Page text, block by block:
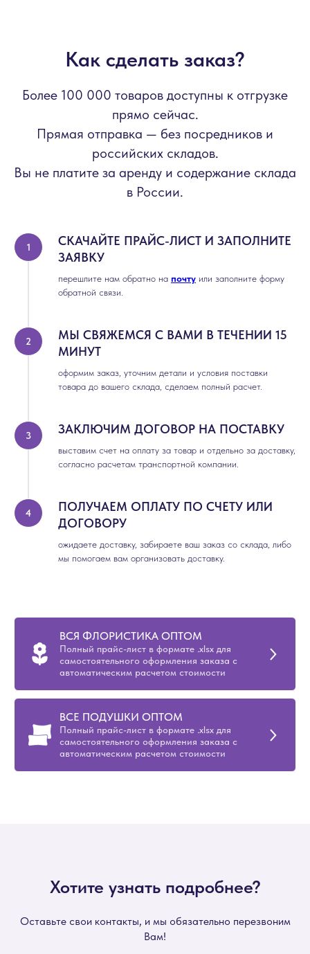
Как сделать заказ?
Более 100 000 товаров доступны к отгрузке
прямо сейчас.
Прямая отправка — без посредников и
российских складов.
Вы не платите за аренду и содержание склада
в России.
СКАЧАЙТЕ ПРАЙС-ЛИСТ И ЗАПОЛНИТЕ
ЗАЯВКУ
перешлите нам обратно на почту или заполните форму
обратной связи.
МЫ СВЯЖЕМСЯ С ВАМИ В ТЕЧЕНИИ 15
МИНУТ
оформим заказ, уточним детали и условия поставки
товара до вашего склада, сделаем полный расчет.
ЗАКЛЮЧИМ ДОГОВОР НА ПОСТАВКУ
выставим счет на оплату за товар и отдельно за доставку,
согласно расчетам транспортной компании.
ПОЛУЧАЕМ ОПЛАТУ ПО СЧЕТУ ИЛИ
ДОГОВОРУ
ожидаете доставку, забираете ваш заказ со склада, либо
мы помогаем вам организовать доставку.
ВСЯ ФЛОРИСТИКА ОПТОМ
Полный прайс-лист в формате .xlsx для
самостоятельного оформления заказа с
автоматическим расчетом стоимости
ВСЕ ПОДУШКИ ОПТОМ
Полный прайс-лист в формате .xlsx для
самостоятельного оформления заказа с
автоматическим расчетом стоимости
Хотите узнать подробнее?
Оставьте свои контакты, и мы обязательно перезвоним
Вам!